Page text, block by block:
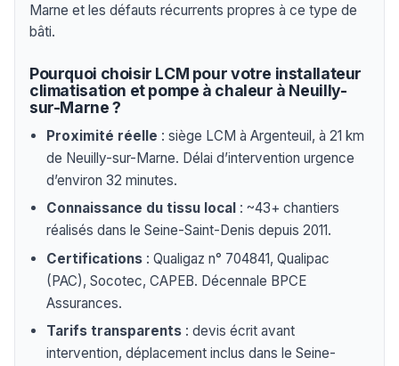
Marne et les défauts récurrents propres à ce type de
bâti.
Pourquoi choisir LCM pour votre installateur
climatisation et pompe à chaleur à Neuilly-
sur-Marne ?
Proximité réelle : siège LCM à Argenteuil, à 21 km
de Neuilly-sur-Marne. Délai d’intervention urgence
d’environ 32 minutes.
Connaissance du tissu local : ~43+ chantiers
réalisés dans le Seine-Saint-Denis depuis 2011.
Certifications : Qualigaz n° 704841, Qualipac
(PAC), Socotec, CAPEB. Décennale BPCE
Assurances.
Tarifs transparents : devis écrit avant
intervention, déplacement inclus dans le Seine-